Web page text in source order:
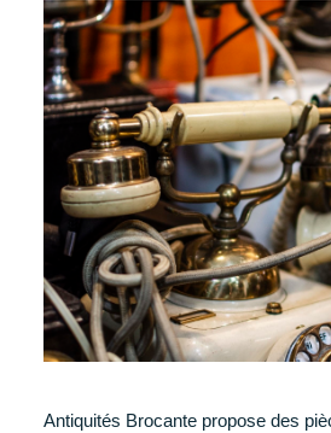
Antiquités Brocante propose des